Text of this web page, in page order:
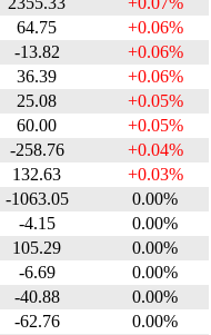
64.75
+0.06%
-13.82
+0.06%
36.39
+0.06%
25.08
+0.05%
60.00
+0.05%
-258.76
+0.04%
132.63
+0.03%
-1063.05
0.00%
-4.15
0.00%
105.29
0.00%
-6.69
0.00%
-40.88
0.00%
-62.76
0.00%